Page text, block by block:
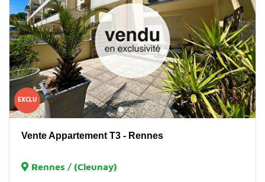
EXCLU
Vente Appartement T3 - Rennes
Rennes / (Cleunay)